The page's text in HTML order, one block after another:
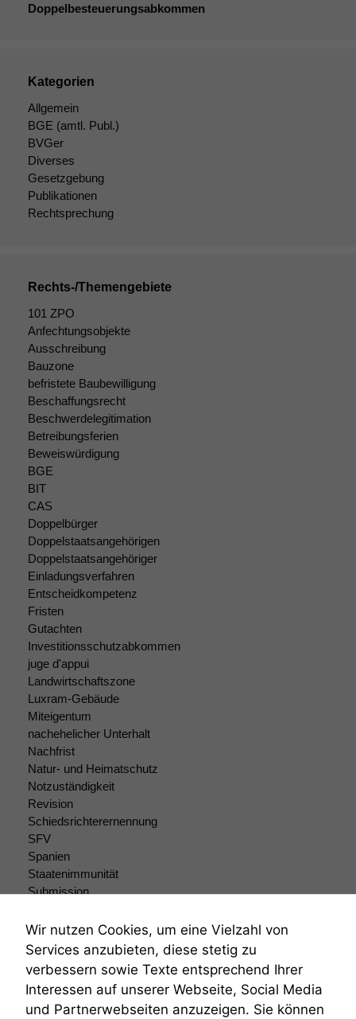
Doppelbesteuerungsabkommen
Kategorien
Allgemein
BGE (amtl. Publ.)
BVGer
Diverses
Gesetzgebung
Publikationen
Rechtsprechung
Rechts-/Themengebiete
101 ZPO
Anfechtungsobjekte
Ausschreibung
Bauzone
befristete Baubewilligung
Beschaffungsrecht
Beschwerdelegitimation
Betreibungsferien
Beweiswürdigung
BGE
BIT
CAS
Doppelbürger
Doppelstaatsangehörigen
Doppelstaatsangehöriger
Einladungsverfahren
Entscheidkompetenz
Fristen
Gutachten
Investitionsschutzabkommen
juge d'appui
Landwirtschaftszone
Luxram-Gebäude
Miteigentum
nachehelicher Unterhalt
Nachfrist
Natur- und Heimatschutz
Notzuständigkeit
Revision
Schiedsrichterernennung
SFV
Spanien
Staatenimmunität
Submission
Teilungsklage
Venezuela
VRK
Wiederherstellungsanordnung
Zivilprozessordnung
ZPO
Wir nutzen Cookies, um eine Vielzahl von
Services anzubieten, diese stetig zu
verbessern sowie Texte entsprechend Ihrer
Interessen auf unserer Webseite, Social Media
und Partnerwebseiten anzuzeigen. Sie können
Funktionen auf
sind optional.
Wenn Sie
diese Option
deaktivieren,
kann die
Website nicht